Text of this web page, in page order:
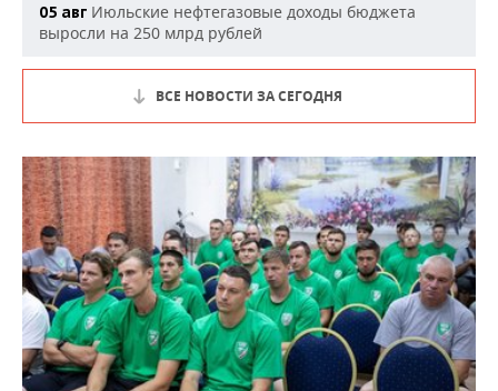
05 авг Июльские нефтегазовые доходы бюджета
выросли на 250 млрд рублей
ВСЕ НОВОСТИ ЗА СЕГОДНЯ